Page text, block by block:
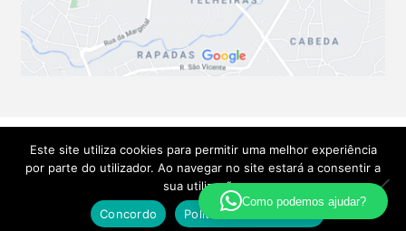
© Soluções Técnicas Unatudo 2026
Criado com Storefront e WooCommerce.
Como podemos ajudar?
Este site utiliza cookies para permitir uma melhor experiência
por parte do utilizador. Ao navegar no site estará a consentir a
sua utilização.
Concordo
Política de Privacidade